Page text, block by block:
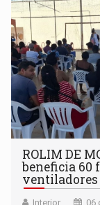
ROLIM DE
beneficia 60
Interior 06